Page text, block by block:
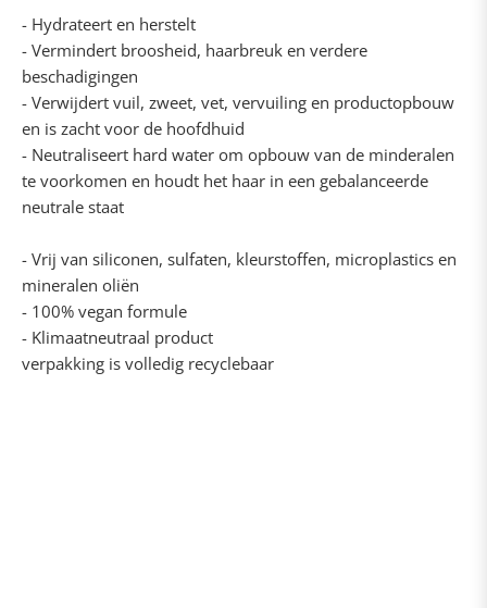
- Hydrateert en herstelt
- Vermindert broosheid, haarbreuk en verdere
beschadigingen
- Verwijdert vuil, zweet, vet, vervuiling en productopbouw
en is zacht voor de hoofdhuid
- Neutraliseert hard water om opbouw van de minderalen
te voorkomen en houdt het haar in een gebalanceerde
neutrale staat
- Vrij van siliconen, sulfaten, kleurstoffen, microplastics en
mineralen oliën
- 100% vegan formule
- Klimaatneutraal product
verpakking is volledig recyclebaar